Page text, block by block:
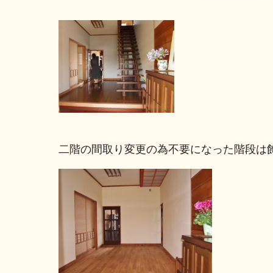
二階の間取り変更の為不要になった階段は